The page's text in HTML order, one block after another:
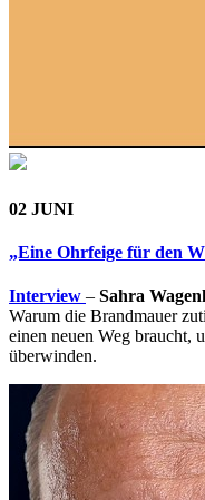
02 JUNI
„Eine Ohrfeige für den
Interview – Sahra
Warum die Brandmauer
einen neuen Weg braucht,
überwinden.